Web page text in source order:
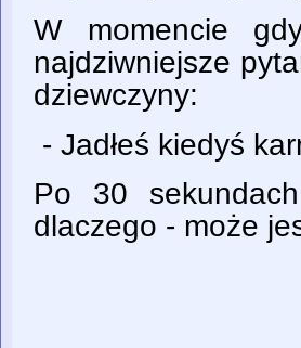
W momencie
najdziwniejsze
dziewczyny:
- Jadłeś kiedyś
Po 30
dlaczego - może